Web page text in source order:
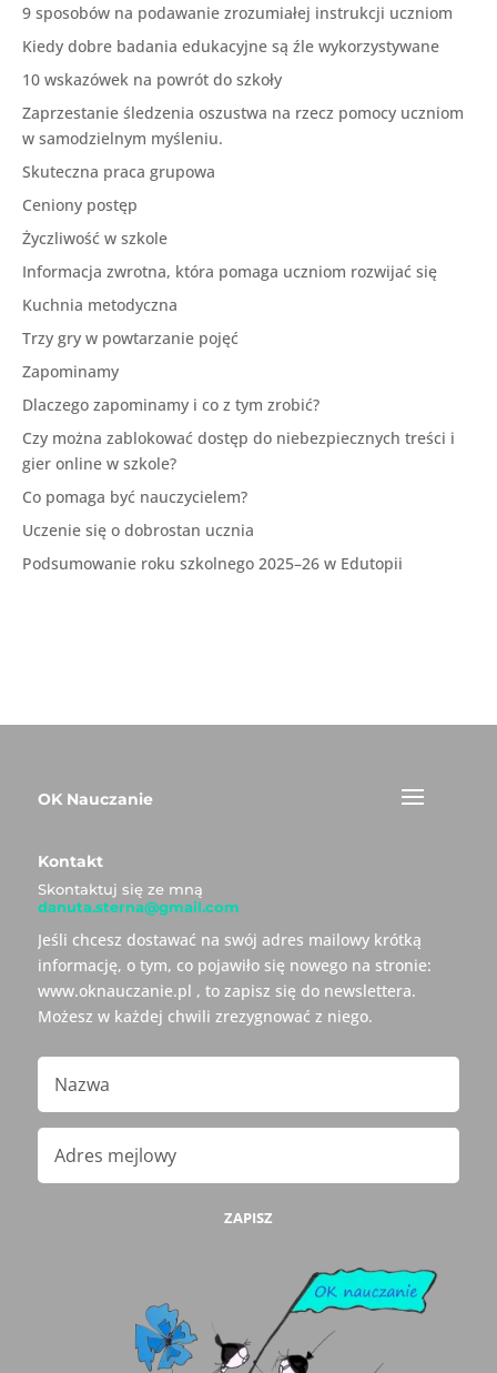
9 sposobów na podawanie zrozumiałej instrukcji uczniom
Kiedy dobre badania edukacyjne są źle wykorzystywane
10 wskazówek na powrót do szkoły
Zaprzestanie śledzenia oszustwa na rzecz pomocy uczniom
w samodzielnym myśleniu.
Skuteczna praca grupowa
Ceniony postęp
Życzliwość w szkole
Informacja zwrotna, która pomaga uczniom rozwijać się
Kuchnia metodyczna
Trzy gry w powtarzanie pojęć
Zapominamy
Dlaczego zapominamy i co z tym zrobić?
Czy można zablokować dostęp do niebezpiecznych treści i
gier online w szkole?
Co pomaga być nauczycielem?
Uczenie się o dobrostan ucznia
Podsumowanie roku szkolnego 2025–26 w Edutopii
OK Nauczanie
Kontakt
Skontaktuj się ze mną
danuta.sterna@gmail.com
Jeśli chcesz dostawać na swój adres mailowy krótką
informację, o tym, co pojawiło się nowego na stronie:
www.oknauczanie.pl , to zapisz się do newslettera.
Możesz w każdej chwili zrezygnować z niego.
ZAPISZ